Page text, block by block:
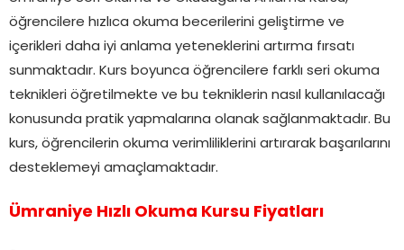
öğrencilere hızlıca okuma becerilerini geliştirme ve
içerikleri daha iyi anlama yeteneklerini artırma fırsatı
sunmaktadır. Kurs boyunca öğrencilere farklı seri okuma
teknikleri öğretilmekte ve bu tekniklerin nasıl kullanılacağı
konusunda pratik yapmalarına olanak sağlanmaktadır. Bu
kurs, öğrencilerin okuma verimliliklerini artırarak başarılarını
desteklemeyi amaçlamaktadır.
Ümraniye Hızlı Okuma Kursu Fiyatları